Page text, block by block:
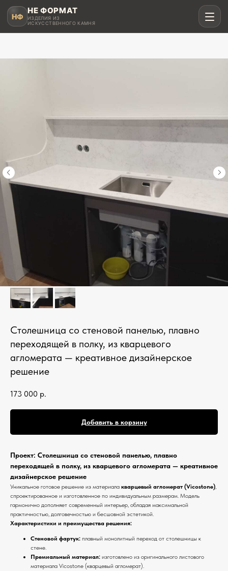
НФ
НЕ ФОРМАТ
ИЗДЕЛИЯ ИЗ
ИСКУССТВЕННОГО КАМНЯ
Написать в Telegram
Столешницы для кухни
Акрил, кварц, HPL compact
Мойки и раковины
Интегрированные и подклеенные
Кухонные фартуки
Стеновые панели из камня
Барные стойки
Для кухни и домашнего бара
Столешницы для барбекю
Кухонная техника
Подбор под столешницу
Аксессуары из камня
Столешница со стеновой панелью, плавно
переходящей в полку, из кварцевого
агломерата — креативное дизайнерское
решение
173 000 р.
Добавить в корзину
Проект: Столешница со стеновой панелью, плавно
переходящей в полку, из кварцевого агломерата — креативное
дизайнерское решение
Уникальное готовое решение из материала кварцевый агломерат (Vicostone),
спроектированное и изготовленное по индивидуальным размерам. Модель
гармонично дополняет современный интерьер, обладая максимальной
практичностью, долговечностью и бесшовной эстетикой.
Характеристики и преимущества решения:
Стеновой фартук: плавный монолитный переход от столешницы к
стене.
Премиальный материал: изготовлено из оригинального листового
материала Vicostone (кварцевый агломерат).